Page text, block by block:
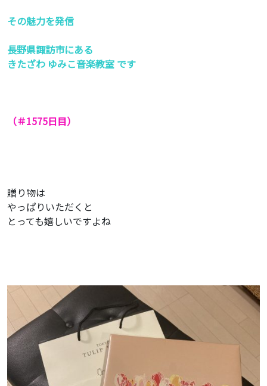
その魅力を発信
長野県諏訪市にある
きたざわ ゆみこ音楽教室 です
（＃1575日目）
贈り物は
やっぱりいただくと
とっても嬉しいですよね